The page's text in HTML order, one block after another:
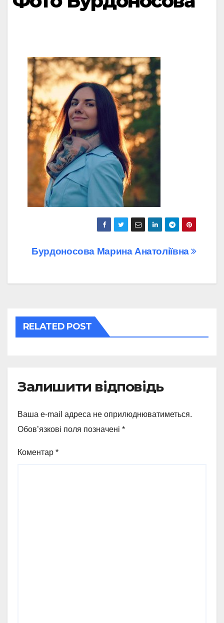
Навігація
Бурдоносова Марина Анатоліївна
RELATED POST
Залишити відповідь
Ваша e-mail адреса не оприлюднюватиметься.
Обов’язкові поля позначені *
Коментар *